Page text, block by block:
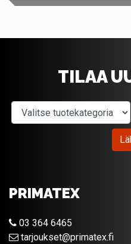
TILAA
Valitse
PRIMATEX
03 364 6465
tarjoukset@primatex.fi